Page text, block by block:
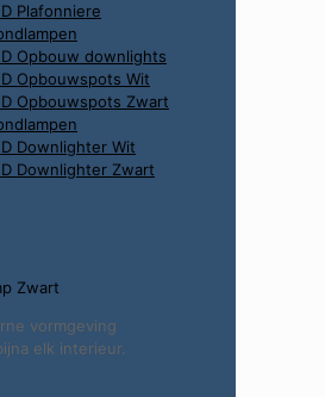
Plafonniere
Opbouw downlights
Opbouwspots Wit
Opbouwspots Zwart
Downlighter Wit
Downlighter Zwart
Zwart
vormgeving
elk interieur.